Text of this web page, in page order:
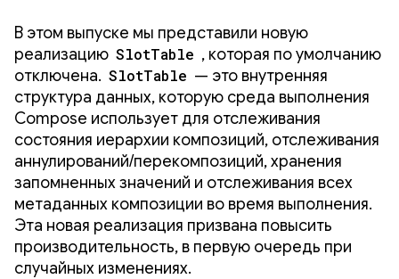
В этом выпуске мы представили новую
реализацию SlotTable , которая по умолчанию
отключена. SlotTable — это внутренняя
структура данных, которую среда выполнения
Compose использует для отслеживания
состояния иерархии композиций, отслеживания
аннулирований/перекомпозиций, хранения
запомненных значений и отслеживания всех
метаданных композиции во время выполнения.
Эта новая реализация призвана повысить
производительность, в первую очередь при
случайных изменениях.